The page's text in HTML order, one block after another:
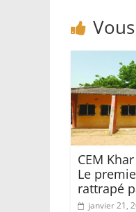
CEM
Le
rattrapé
janvier 21,